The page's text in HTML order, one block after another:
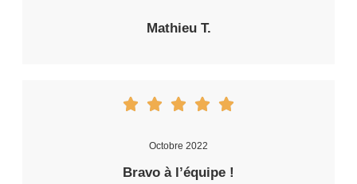
Mathieu T.
Octobre 2022
Bravo à l’équipe !